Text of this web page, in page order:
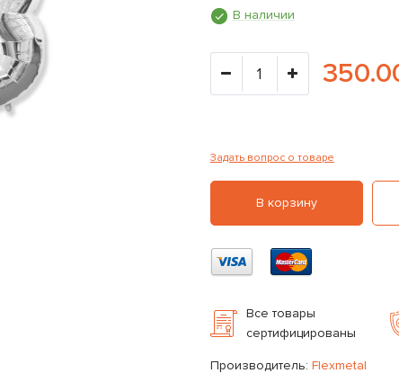
В наличии
Задать вопрос о товаре
В корзину
Все товары
сертифицированы
Производитель: Flexmetal